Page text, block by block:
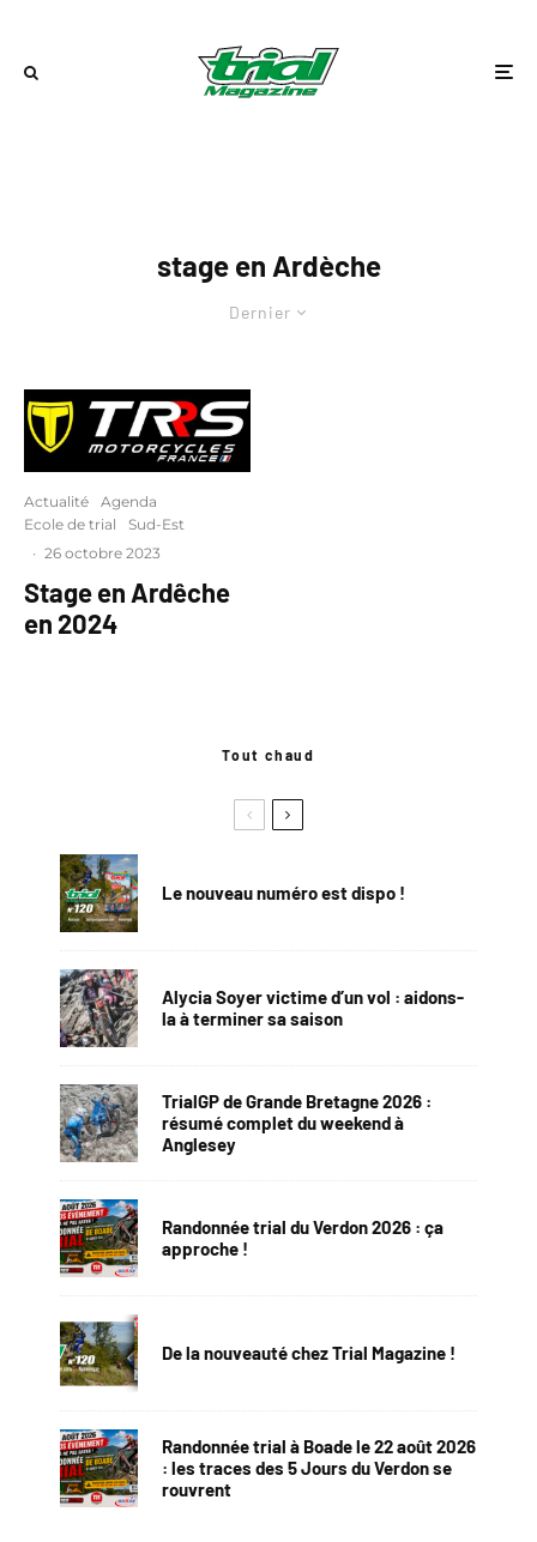
stage en Ardèche
Dernier
Actualité
Agenda
Ecole de trial
Sud-Est
· 26 octobre 2023
Stage en Ardêche
en 2024
Tout chaud
Le nouveau numéro est dispo !
Alycia Soyer victime d’un vol : aidons-
la à terminer sa saison
TrialGP de Grande Bretagne 2026 :
résumé complet du weekend à
Anglesey
Randonnée trial du Verdon 2026 : ça
approche !
De la nouveauté chez Trial Magazine !
Randonnée trial à Boade le 22 août 2026
: les traces des 5 Jours du Verdon se
rouvrent